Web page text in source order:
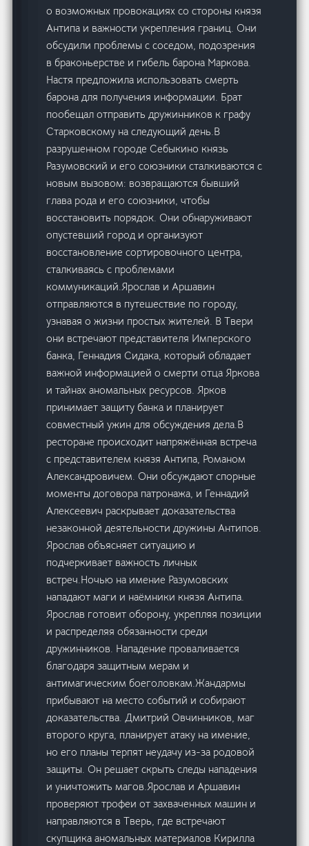
о возможных провокациях со стороны князя
Антипа и важности укрепления границ. Они
обсудили проблемы с соседом, подозрения
в браконьерстве и гибель барона Маркова.
Настя предложила использовать смерть
барона для получения информации. Брат
пообещал отправить дружинников к графу
Старковскому на следующий день.В
разрушенном городе Себыкино князь
Разумовский и его союзники сталкиваются с
новым вызовом: возвращаются бывший
глава рода и его союзники, чтобы
восстановить порядок. Они обнаруживают
опустевший город и организуют
восстановление сортировочного центра,
сталкиваясь с проблемами
коммуникаций.Ярослав и Аршавин
отправляются в путешествие по городу,
узнавая о жизни простых жителей. В Твери
они встречают представителя Имперского
банка, Геннадия Сидака, который обладает
важной информацией о смерти отца Яркова
и тайнах аномальных ресурсов. Ярков
принимает защиту банка и планирует
совместный ужин для обсуждения дела.В
ресторане происходит напряжённая встреча
с представителем князя Антипа, Романом
Александровичем. Они обсуждают спорные
моменты договора патронажа, и Геннадий
Алексеевич раскрывает доказательства
незаконной деятельности дружины Антипов.
Ярослав объясняет ситуацию и
подчеркивает важность личных
встреч.Ночью на имение Разумовских
нападают маги и наёмники князя Антипа.
Ярослав готовит оборону, укрепляя позиции
и распределяя обязанности среди
дружинников. Нападение проваливается
благодаря защитным мерам и
антимагическим боеголовкам.Жандармы
прибывают на место событий и собирают
доказательства. Дмитрий Овчинников, маг
второго круга, планирует атаку на имение,
но его планы терпят неудачу из-за родовой
защиты. Он решает скрыть следы нападения
и уничтожить магов.Ярослав и Аршавин
проверяют трофеи от захваченных машин и
направляются в Тверь, где встречают
скупщика аномальных материалов Кирилла